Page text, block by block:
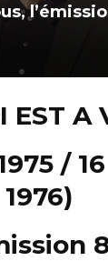
EST A
/
1976)